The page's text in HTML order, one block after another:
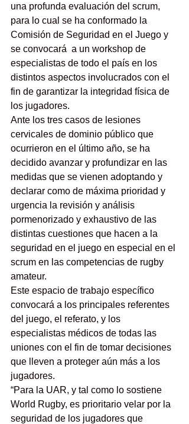
una profunda evaluación del scrum,
para lo cual se ha conformado la
Comisión de Seguridad en el Juego y
se convocará  a un workshop de
especialistas de todo el país en los
distintos aspectos involucrados con el
fin de garantizar la integridad física de
los jugadores.
Ante los tres casos de lesiones
cervicales de dominio público que
ocurrieron en el último año, se ha
decidido avanzar y profundizar en las
medidas que se vienen adoptando y
declarar como de máxima prioridad y
urgencia la revisión y análisis
pormenorizado y exhaustivo de las
distintas cuestiones que hacen a la
seguridad en el juego en especial en el
scrum en las competencias de rugby
amateur.
Este espacio de trabajo específico
convocará a los principales referentes
del juego, el referato, y los
especialistas médicos de todas las
uniones con el fin de tomar decisiones
que lleven a proteger aún más a los
jugadores.
“Para la UAR, y tal como lo sostiene
World Rugby, es prioritario velar por la
seguridad de los jugadores que